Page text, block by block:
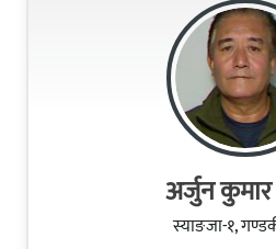
अर्जुन
स्याङजा-१,